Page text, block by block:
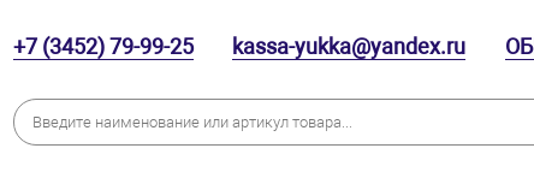
+7 (3452) 79-99-25 kassa-yukka@yandex.ru